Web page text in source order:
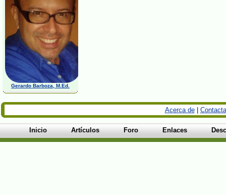
Gerardo Barboza, M.Ed.
Acerca de|
Inicio Artículos Foro Enlaces